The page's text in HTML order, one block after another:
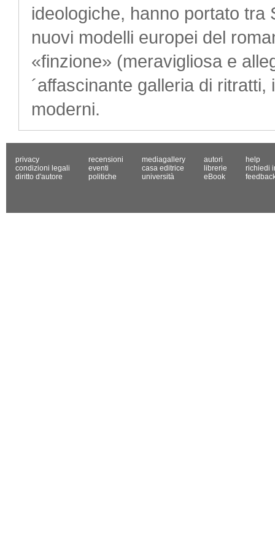
ideologiche, hanno portato
nuovi modelli europei del
«finzione» (meravigliosa e
´affascinante galleria di
moderni.
privacy
condizioni legali
diritto d'autore
recensioni
eventi
politiche
mediagallery
casa editrice
università
autori
librerie
eBook
help
richiedi